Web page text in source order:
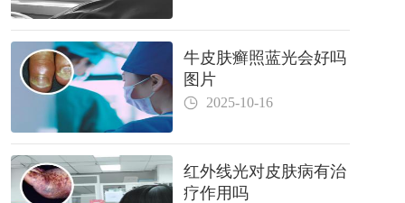
牛皮肤癣照蓝光会好吗
图片
2025-10-16
红外线光对皮肤病有治
疗作用吗